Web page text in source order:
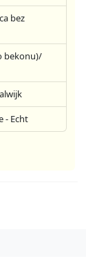
bez
bekonu)/
- Echt